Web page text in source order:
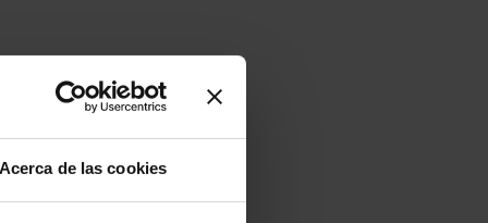
Acerca de las cookies